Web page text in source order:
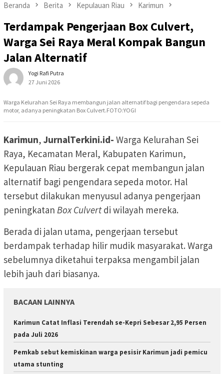
Beranda Berita Kepulauan Riau Karimun
Terdampak Pengerjaan Box Culvert,
Warga Sei Raya Meral Kompak Bangun
Jalan Alternatif
Yogi Rafi Putra
27 Juni 2026
Warga Kelurahan Sei Raya membangun jalan alternatif bagi pengendara sepeda
motor, adanya peningkatan Box Culvert.FOTO:YOGI
Karimun, JurnalTerkini.id- Warga Kelurahan Sei
Raya, Kecamatan Meral, Kabupaten Karimun,
Kepulauan Riau bergerak cepat membangun jalan
alternatif bagi pengendara sepeda motor. Hal
tersebut dilakukan menyusul adanya pengerjaan
peningkatan Box Culvertdi wilayah mereka.
Berada di jalan utama, pengerjaan tersebut
berdampak terhadap hilir mudik masyarakat. Warga
sebelumnya diketahui terpaksa mengambil jalan
lebih jauh dari biasanya.
BACAAN LAINNYA
Karimun Catat Inflasi Terendah se-Kepri Sebesar 2,95 Persen
pada Juli 2026
Pemkab sebut kemiskinan warga pesisir Karimun jadi pemicu
utama stunting